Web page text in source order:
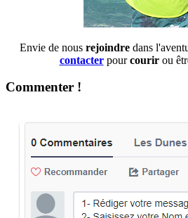
Envie de nous rejoindre dans
contacterpourcourir ou
Commenter !